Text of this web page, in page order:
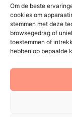
Om de beste
cookies om
stemmen met deze
browsegedrag of
toestemmen of
hebben op bepaalde
©